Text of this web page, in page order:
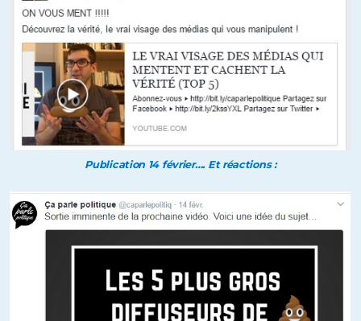
Publication 14 février…. Et réactions :